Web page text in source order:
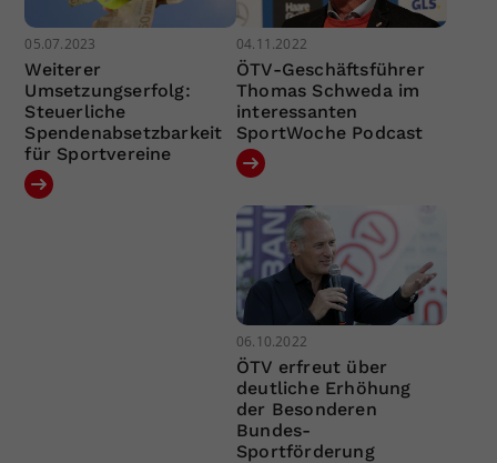
05.07.2023
Weiterer
Umsetzungserfolg:
Steuerliche
Spendenabsetzbarkeit
für Sportvereine
04.11.2022
ÖTV-Geschäftsführer
Thomas Schweda im
interessanten
SportWoche Podcast
06.10.2022
ÖTV erfreut über
deutliche Erhöhung
der Besonderen
Bundes-
Sportförderung